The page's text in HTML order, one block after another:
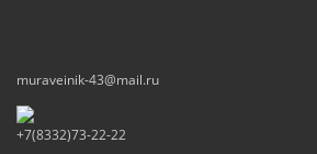
muraveinik-43@mail.ru
+7(8332)73-22-22